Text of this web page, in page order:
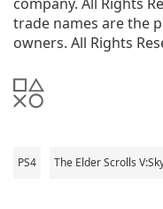
trade names are the
owners. All Rights
PS4 The Elder Scrolls